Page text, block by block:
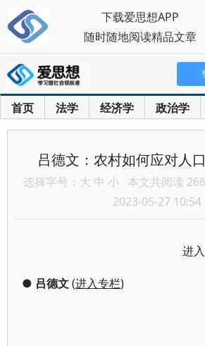
首页 法学 经济学 政治学
吕德文：农村如何应对人
选择字号： 大 中 小 本文共阅读
2023-05-27 10:54
进
● 吕德文(进入专栏)
下载爱思想APP
随时随地阅读精品文章